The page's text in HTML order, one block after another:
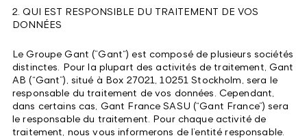
2. QUI EST RESPONSIBLE DU TRAITEMENT DE VOS
DONNÉES
Le Groupe Gant (”Gant“) est composé de plusieurs sociétés
distinctes. Pour la plupart des activités de traitement, Gant
AB (“Gant”), situé à Box 27021, 10251 Stockholm, sera le
responsable du traitement de vos données. Cependant,
dans certains cas, Gant France SASU (“Gant France”) sera
le responsable du traitement. Pour chaque activité de
traitement, nous vous informerons de l’entité responsable.